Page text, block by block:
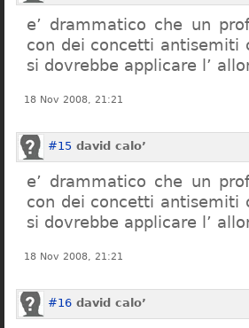
e’ drammatico che un
con dei concetti antisemiti
si dovrebbe applicare l’
18 Nov 2008, 21:21
#15 david calo’
e’ drammatico che un
con dei concetti antisemiti
si dovrebbe applicare l’
18 Nov 2008, 21:21
#16 david calo’